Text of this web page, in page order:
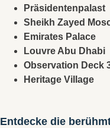
Präsidentenpalast
Sheikh Zayed
Emirates Palace
Louvre Abu Dhabi
Observation Deck
Heritage Village
Entdecke die